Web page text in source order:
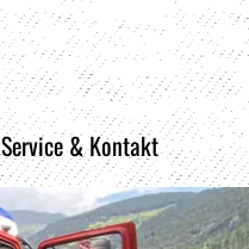
Service & Kontakt